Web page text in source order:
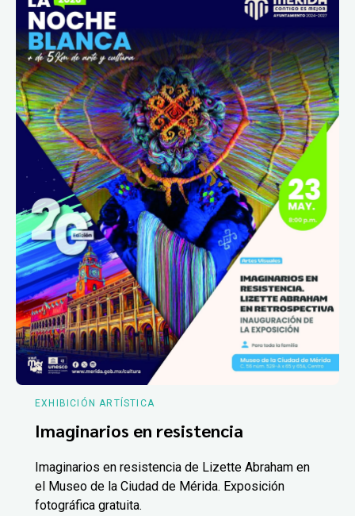
EXHIBICIÓN ARTÍSTICA
Imaginarios en resistencia
Imaginarios en resistencia de Lizette Abraham en
el Museo de la Ciudad de Mérida. Exposición
fotográfica gratuita.